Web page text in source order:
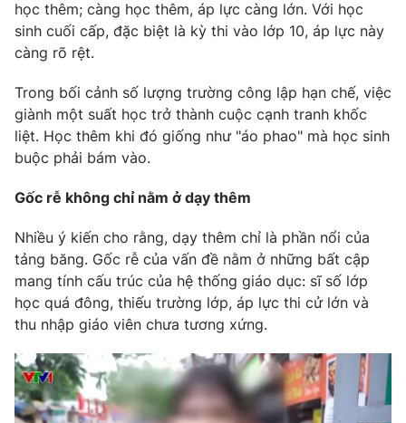
học thêm; càng học thêm, áp lực càng lớn. Với học
sinh cuối cấp, đặc biệt là kỳ thi vào lớp 10, áp lực này
càng rõ rệt.
Trong bối cảnh số lượng trường công lập hạn chế, việc
giành một suất học trở thành cuộc cạnh tranh khốc
liệt. Học thêm khi đó giống như "áo phao" mà học sinh
buộc phải bám vào.
Gốc rễ không chỉ nằm ở dạy thêm
Nhiều ý kiến cho rằng, dạy thêm chỉ là phần nổi của
tảng băng. Gốc rễ của vấn đề nằm ở những bất cập
mang tính cấu trúc của hệ thống giáo dục: sĩ số lớp
học quá đông, thiếu trường lớp, áp lực thi cử lớn và
thu nhập giáo viên chưa tương xứng.